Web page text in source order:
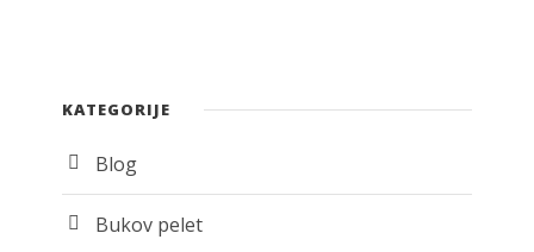
KATEGORIJE
Blog
Bukov pelet